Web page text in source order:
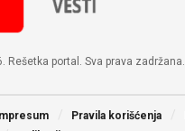
Rešetka portal. Sva prava zadržana.
Impresum Pravila korišćenja